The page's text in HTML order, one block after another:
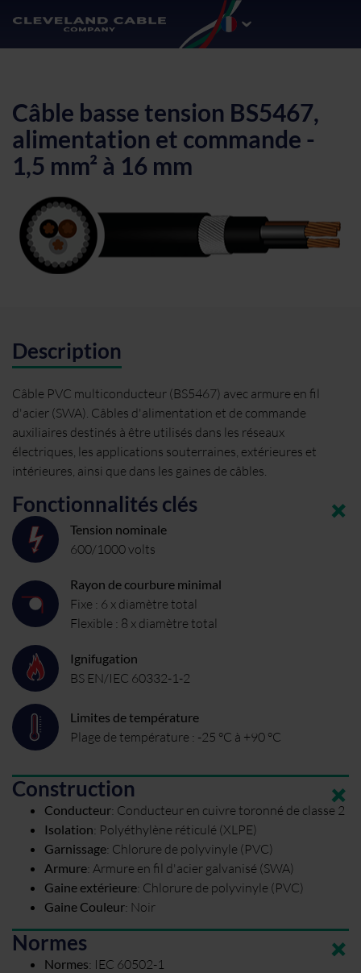
Câble basse tension BS5467,
alimentation et commande -
1,5 mm² à 16 mm
Description
Câble PVC multiconducteur (BS5467) avec armure en fil
d'acier (SWA). Câbles d'alimentation et de commande
auxiliaires destinés à être utilisés dans les réseaux
électriques, les applications souterraines, extérieures et
intérieures, ainsi que dans les gaines de câbles.
Fonctionnalités clés
Tension nominale
600/1000 volts
Rayon de courbure minimal
Fixe : 6 x diamètre total
Flexible : 8 x diamètre total
Ignifugation
BS EN/IEC 60332-1-2
Limites de température
Plage de température : -25 °C à +90 °C
Construction
Conducteur: Conducteur en cuivre toronné de classe 2
Isolation: Polyéthylène réticulé (XLPE)
Garnissage: Chlorure de polyvinyle (PVC)
Armure: Armure en fil d'acier galvanisé (SWA)
Gaine extérieure: Chlorure de polyvinyle (PVC)
Gaine Couleur: Noir
Normes
Normes: IEC 60502-1